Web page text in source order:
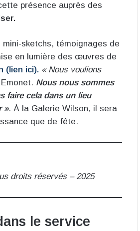
présence auprès des
sketchs, témoignages de
en lumière des œuvres de
(lien ici). « Nous voulions
Nous nous sommes
faire cela dans un lieu
». À la Galerie Wilson, il sera
que de fête.
droits réservés – 2025
le service